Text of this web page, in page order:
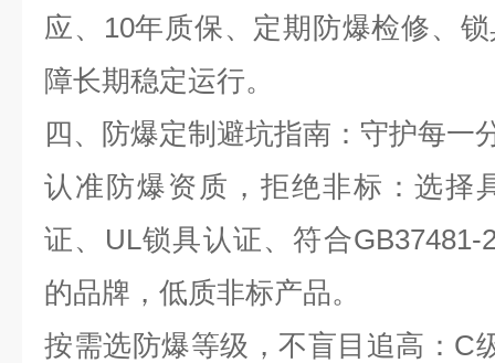
应、 10年质保、定期防爆检修、
障长期稳定运行。
四、防爆定制避坑指南：守护每一
认准防爆资质，拒绝非标：选择
证、 UL锁具认证、符合GB37481-
的品牌，低质非标产品。
按需选防爆等级，不盲目追高： C